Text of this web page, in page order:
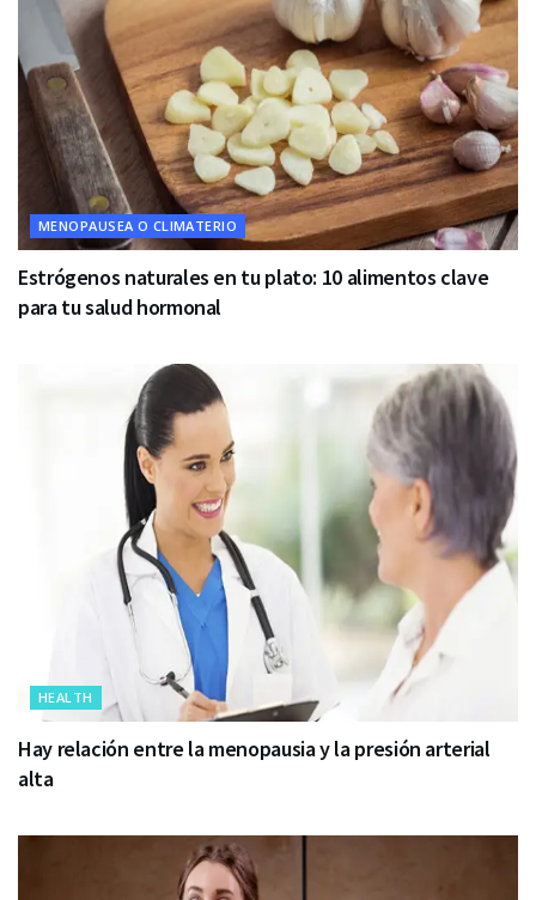
MENOPAUSEA O CLIMATERIO
Estrógenos naturales en tu plato: 10 alimentos clave
para tu salud hormonal
HEALTH
Hay relación entre la menopausia y la presión arterial
alta